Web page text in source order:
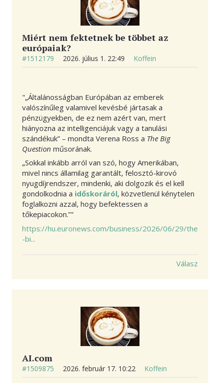
Miért nem fektetnek be többet az
európaiak?
#1512179 2026. július 1. 22:49 Koffein
"„Általánosságban Európában az emberek
valószínűleg valamivel kevésbé jártasak a
pénzügyekben, de ez nem azért van, mert
hiányozna az intelligenciájuk vagy a tanulási
szándékuk” – mondta Verena Ross a The Big
Question műsorának.
„Sokkal inkább arról van szó, hogy Amerikában,
mivel nincs államilag garantált, felosztó-kirovó
nyugdíjrendszer, mindenki, aki dolgozik és el kell
gondolkodnia a időskoráról, közvetlenül kénytelen
foglalkozni azzal, hogy befektessen a
tőkepiacokon.”"
https://hu.euronews.com/business/2026/06/29/the
-bi...
Válasz
AI.com
#1509875 2026. február 17. 10:22 Koffein